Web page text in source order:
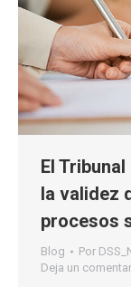
El
la validez
procesos
Blog Por
Deja un